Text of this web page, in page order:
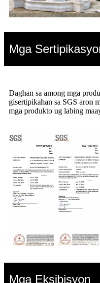
Mga
Daghan sa among mga
gisertipikahan sa SGS aron
mga produkto ug labing
Mga Eksibisyon